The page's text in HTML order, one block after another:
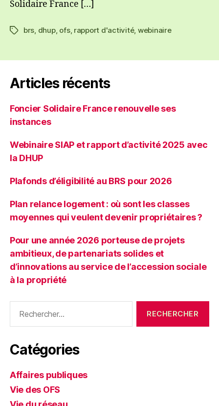
Solidaire France […]
Étiquettes
brs, dhup, ofs, rapport d'activité, webinaire
Articles récents
Foncier Solidaire France renouvelle ses
instances
Webinaire SIAP et rapport d’activité 2025 avec
la DHUP
Plafonds d’éligibilité au BRS pour 2026
Plan relance logement : où sont les classes
moyennes qui veulent devenir propriétaires ?
Pour une année 2026 porteuse de projets
ambitieux, de partenariats solides et
d’innovations au service de l’accession sociale
à la propriété
Catégories
Affaires publiques
Vie des OFS